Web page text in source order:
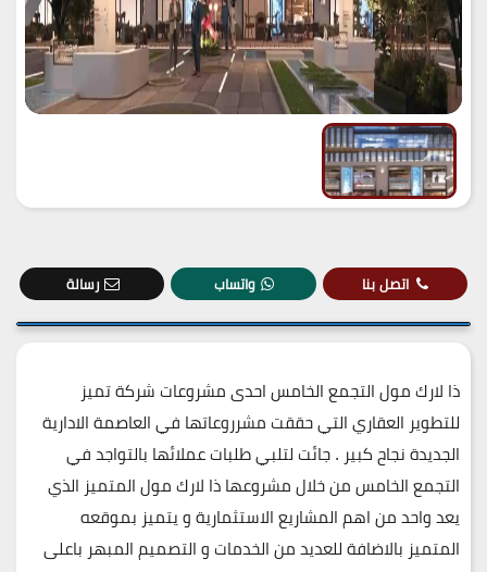
اتصل بنا واتساب رسالة
ذا لارك مول التجمع الخامس احدى مشروعات شركة تميز
للتطوير العقاري التي حققت مشرروعاتها في العاصمة الادارية
الجديدة نجاح كبير . جائت لتلبي طلبات عملائها بالتواجد في
التجمع الخامس من خلال مشروعها ذا لارك مول المتميز الذي
يعد واحد من اهم المشاريع الاستثمارية و يتميز بموقعه
المتميز بالاضافة للعديد من الخدمات و التصميم المبهر باعلى